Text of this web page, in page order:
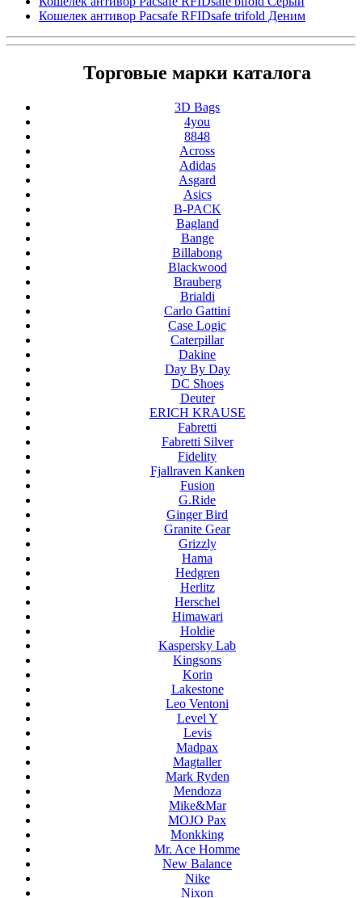
Кошелек антивор Pacsafe RFIDsafe trifold Деним
Торговые марки каталога
3D Bags
4you
8848
Across
Adidas
Asgard
Asics
B-PACK
Bagland
Bange
Billabong
Blackwood
Brauberg
Brialdi
Carlo Gattini
Case Logic
Caterpillar
Dakine
Day By Day
DC Shoes
Deuter
ERICH KRAUSE
Fabretti
Fabretti Silver
Fidelity
Fjallraven Kanken
Fusion
G.Ride
Ginger Bird
Granite Gear
Grizzly
Hama
Hedgren
Herlitz
Herschel
Himawari
Holdie
Kaspersky Lab
Kingsons
Korin
Lakestone
Leo Ventoni
Level Y
Levis
Madpax
Magtaller
Mark Ryden
Mendoza
Mike&Mar
MOJO Pax
Monkking
Mr. Ace Homme
New Balance
Nike
Nixon